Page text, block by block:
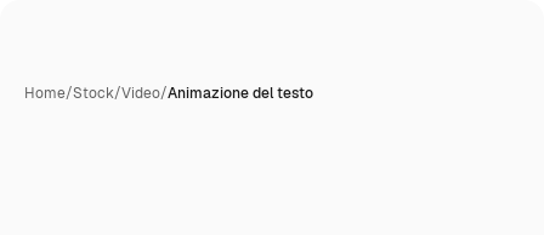
Home/Stock/Video/Animazione del testo